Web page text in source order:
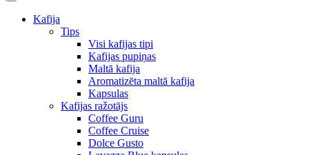
Kafija
Tips
Visi kafijas tipi
Kafijas pupiņas
Maltā kafija
Aromatizēta maltā kafija
Kapsulas
Kafijas ražotājs
Coffee Guru
Coffee Cruise
Dolce Gusto